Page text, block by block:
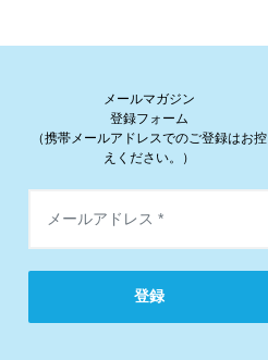
メールマガジン
登録フォーム
（携帯メールアドレスでのご登録はお控
えください。）
登録